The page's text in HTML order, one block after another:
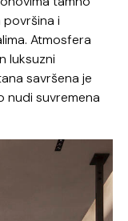
površina i
Atmosfera
luksuzni
savršena je
nudi suvremena